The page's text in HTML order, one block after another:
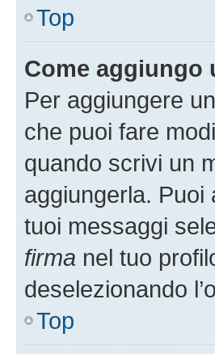
Top
Come aggiungo
Per aggiungere
che puoi fare
quando scrivi un
aggiungerla. Puoi
tuoi messaggi
firma nel tuo
deselezionando
Top